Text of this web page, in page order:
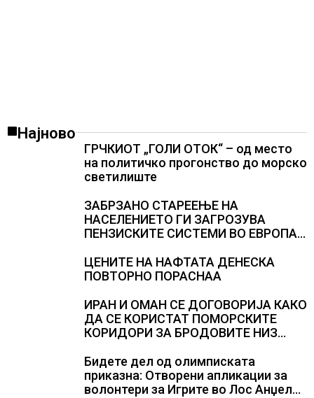
Најново
ГРЧКИОТ „ГОЛИ ОТОК“ – од место
на политичко прогонство до морско
светилиште
ЗАБРЗАНО СТАРЕЕЊЕ НА
НАСЕЛЕНИЕТО ГИ ЗАГРОЗУВА
ПЕНЗИСКИТЕ СИСТЕМИ ВО ЕВРОПА и
ЦЕНИТЕ НА НАФТАТА ДЕНЕСКА
ПОВТОРНО ПОРАСНАА
ИРАН И ОМАН СЕ ДОГОВОРИЈА КАКО
ДА СЕ КОРИСТАТ ПОМОРСКИТЕ
КОРИДОРИ ЗА БРОДОВИТЕ НИЗ
Бидете дел од олимписката
приказна: Отворени апликации за
волонтери за Игрите во Лос Анџелес